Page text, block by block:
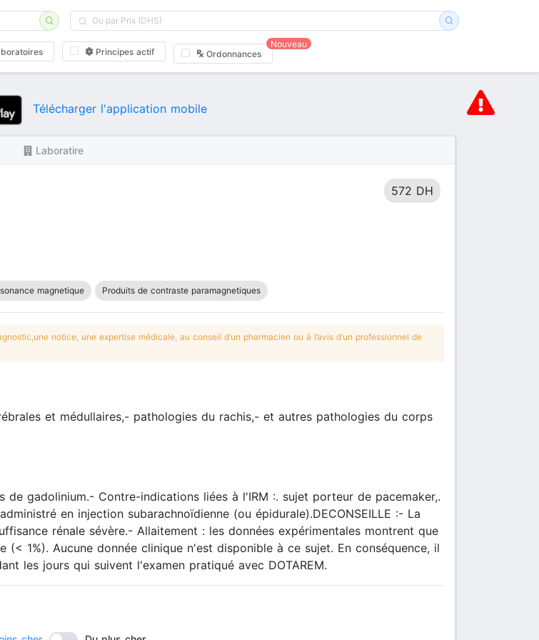
Principes actif Ordonnances
Nouveau
Télécharger l'application mobile
Laboratire
572 DH
magnetique Produits de contraste paramagnetiques
notice, une expertise médicale, au conseil d’un pharmacien ou à l’avis d’un professionnel de
et médullaires,- pathologies du rachis,- et autres pathologies du corps
de gadolinium.- Contre-indications liées à l'IRM :. sujet porteur de pacemaker,.
en injection subarachnoïdienne (ou épidurale).DECONSEILLE :- La
rénale sévère.- Allaitement : les données expérimentales montrent que
1%). Aucune donnée clinique n'est disponible à ce sujet. En conséquence, il
les jours qui suivent l'examen pratiqué avec DOTAREM.